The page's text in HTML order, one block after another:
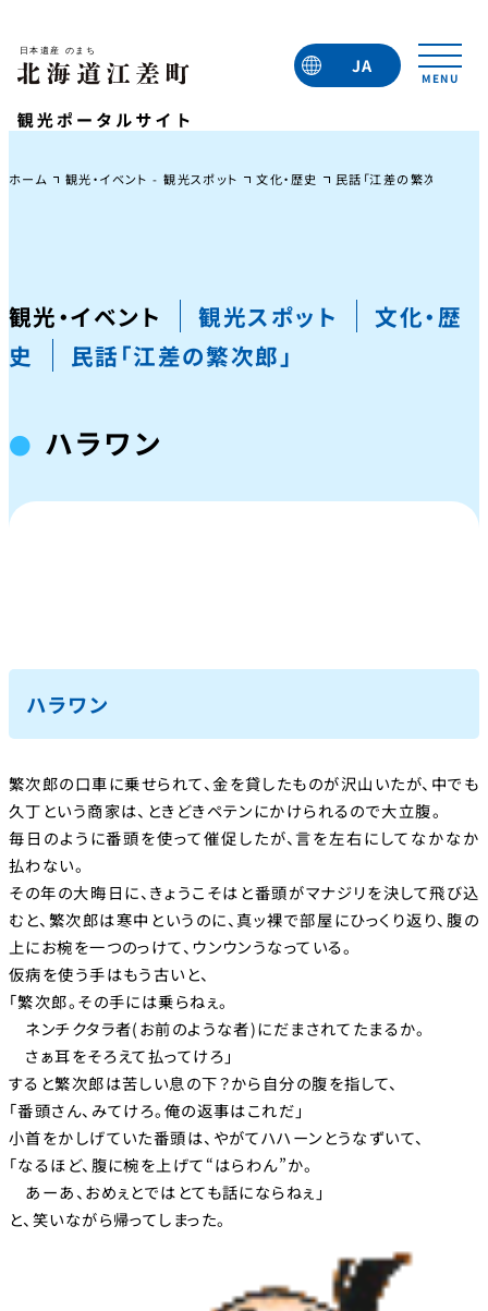
JA
EN
KO
ホーム 観光・イベント - 観光スポット 文化・歴史 民話「江差の繁次郎」
観光・イベント 観光スポット
文化・歴
史
民話「江差の繁次郎」
ハラワン
ハラワン
繁次郎の口車に乗せられて、金を貸したものが沢山いたが、中でも
久丁という商家は、ときどきペテンにかけられるので大立腹。
毎日のように番頭を使って催促したが、言を左右にしてなかなか
払わない。
その年の大晦日に、きょうこそはと番頭がマナジリを決して飛び込
むと、繁次郎は寒中というのに、真ッ裸で部屋にひっくり返り、腹の
上にお椀を一つのっけて、ウンウンうなっている。
仮病を使う手はもう古いと、
「繁次郎。その手には乗らねぇ。
ネンチクタラ者(お前のような者)にだまされてたまるか。
さぁ耳をそろえて払ってけろ」
すると繁次郎は苦しい息の下？から自分の腹を指して、
「番頭さん、みてけろ。俺の返事はこれだ」
小首をかしげていた番頭は、やがてハハーンとうなずいて、
「なるほど、腹に椀を上げて“はらわん”か。
あーあ、おめぇとではとても話にならねぇ｣
と、笑いながら帰ってしまった。